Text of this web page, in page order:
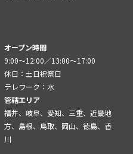
オープン時間
9:00～12:00／13:00～17:00
休日：土日祝祭日
テレワーク：水
管轄エリア
福井、岐阜、愛知、三重、近畿地
方、島根、鳥取、岡山、徳島、香
川